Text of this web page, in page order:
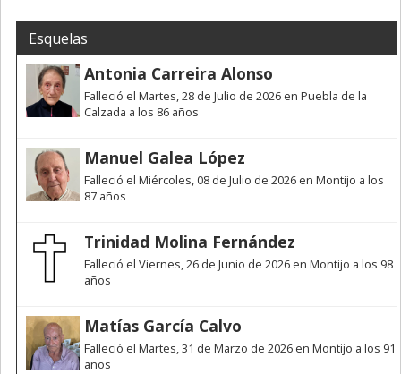
Esquelas
Antonia Carreira Alonso
Falleció el Martes, 28 de Julio de 2026 en Puebla de la
Calzada a los 86 años
Manuel Galea López
Falleció el Miércoles, 08 de Julio de 2026 en Montijo a los
87 años
Trinidad Molina Fernández
Falleció el Viernes, 26 de Junio de 2026 en Montijo a los 98
años
Matías García Calvo
Falleció el Martes, 31 de Marzo de 2026 en Montijo a los 91
años